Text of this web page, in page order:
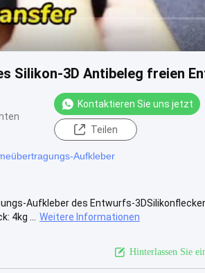
Silikon-3D Antibeleg freien
Kontaktieren Sie uns jetzt
Teilen
Aufkleber
Aufkleber des Entwurfs-
4kg ...
Weitere Informationen
Hinterlassen Sie